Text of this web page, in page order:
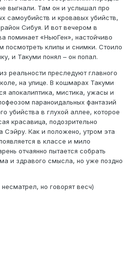
выгнали. Там он и услышал про
самоубийств и кровавых убийств,
Сибуя. И вот вечером в
поминает «НьюГен», настойчиво
посмотреть клипы и снимки. Стоило
и Такуми понял – он попал.
реальности преследуют главного
на улице. В кошмарах Такуми
апокалиптика, мистика, ужасы и
параноидальных фантазий
убийства в глухой аллее, которое
красавица, подозрительно
Сэйру. Как и положено, утром эта
в классе и мило
отчаянно пытается собрать
и здравого смысла, но уже поздно
но говорят весч)